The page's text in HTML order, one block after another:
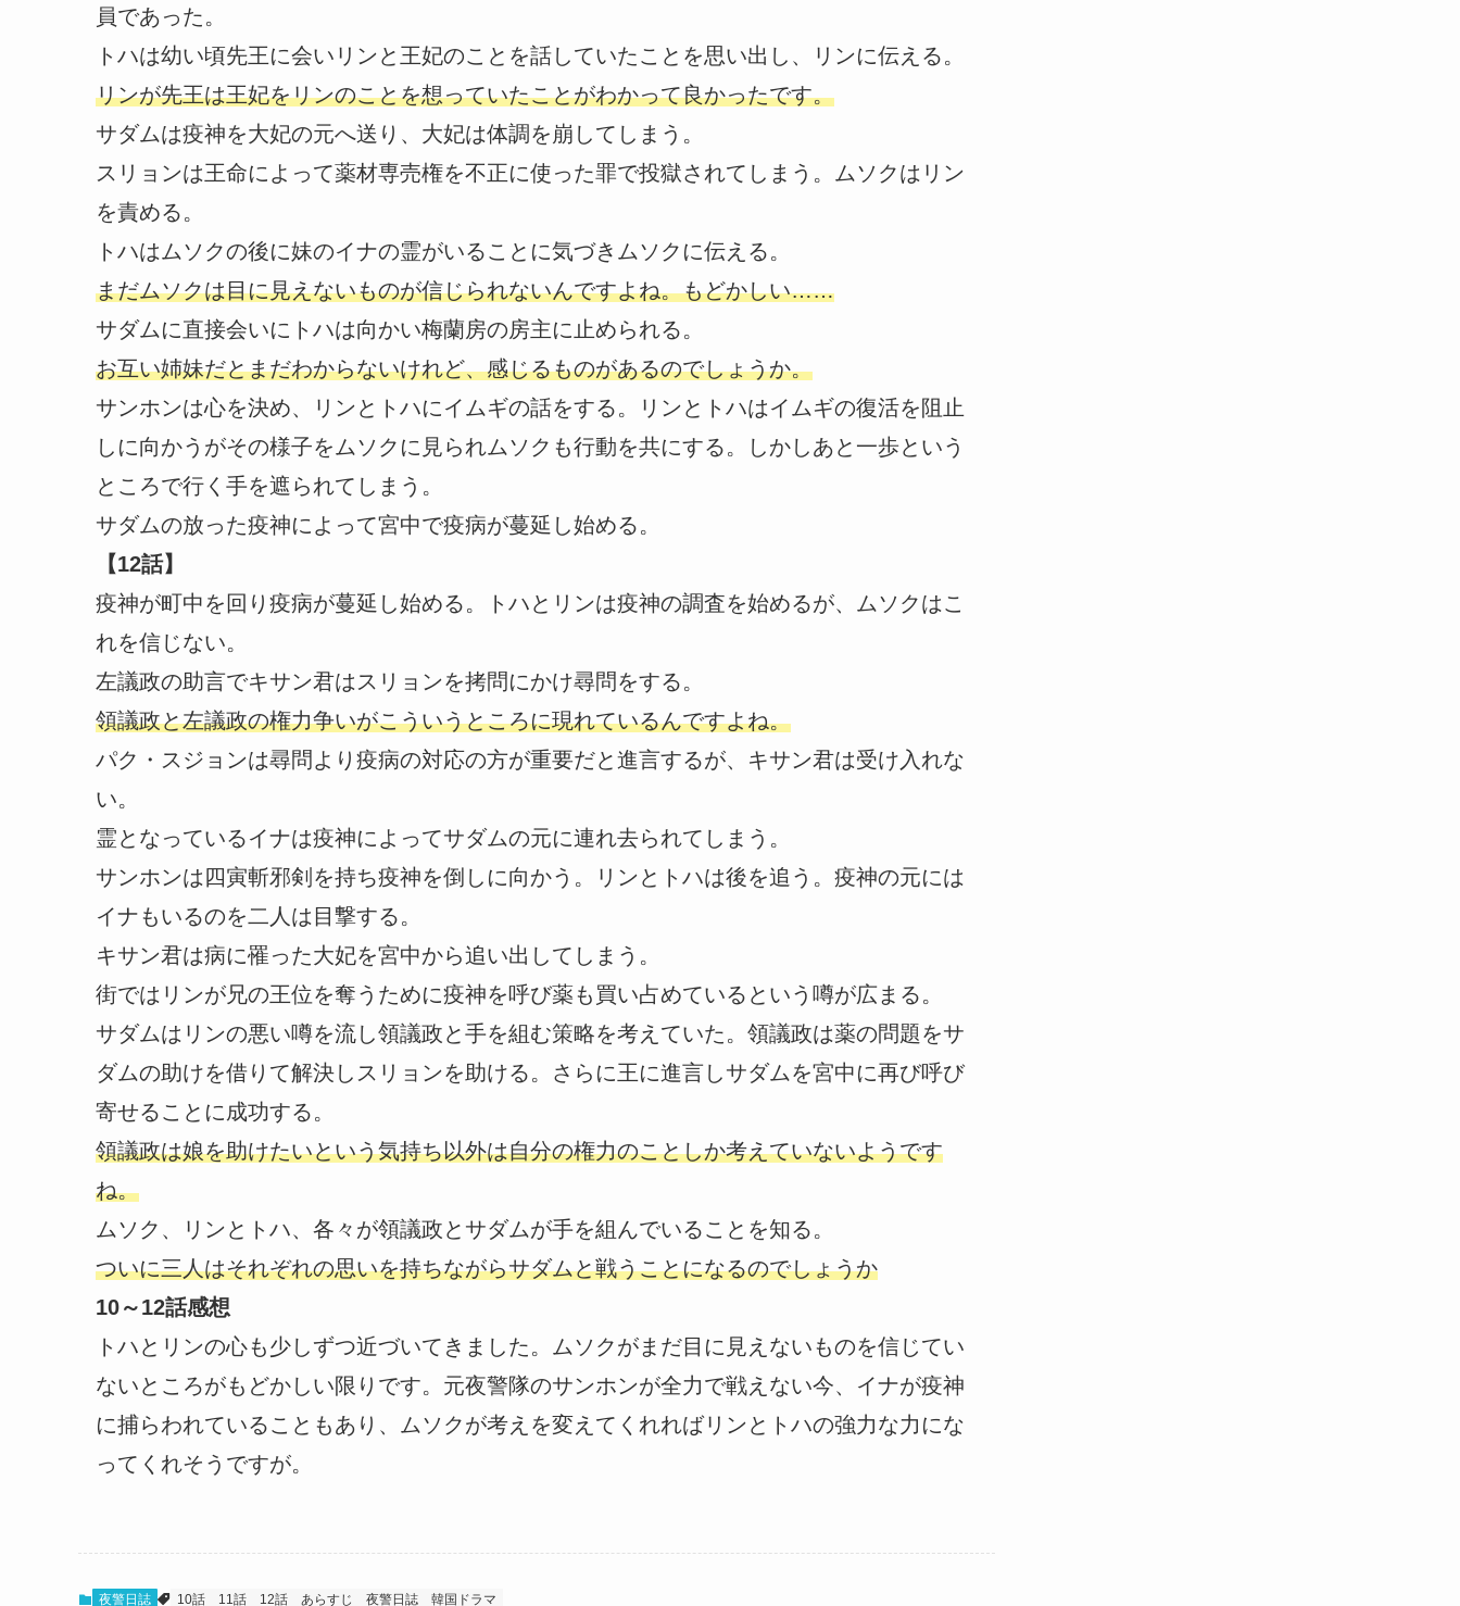
員であった。
トハは幼い頃先王に会いリンと王妃のことを話していたことを思い出し、リンに伝える。
リンが先王は王妃をリンのことを想っていたことがわかって良かったです。
サダムは疫神を大妃の元へ送り、大妃は体調を崩してしまう。
スリョンは王命によって薬材専売権を不正に使った罪で投獄されてしまう。ムソクはリン
を責める。
トハはムソクの後に妹のイナの霊がいることに気づきムソクに伝える。
まだムソクは目に見えないものが信じられないんですよね。もどかしい……
サダムに直接会いにトハは向かい梅蘭房の房主に止められる。
お互い姉妹だとまだわからないけれど、感じるものがあるのでしょうか。
サンホンは心を決め、リンとトハにイムギの話をする。リンとトハはイムギの復活を阻止
しに向かうがその様子をムソクに見られムソクも行動を共にする。しかしあと一歩という
ところで行く手を遮られてしまう。
サダムの放った疫神によって宮中で疫病が蔓延し始める。
【12話】
疫神が町中を回り疫病が蔓延し始める。トハとリンは疫神の調査を始めるが、ムソクはこ
れを信じない。
左議政の助言でキサン君はスリョンを拷問にかけ尋問をする。
領議政と左議政の権力争いがこういうところに現れているんですよね。
パク・スジョンは尋問より疫病の対応の方が重要だと進言するが、キサン君は受け入れな
い。
霊となっているイナは疫神によってサダムの元に連れ去られてしまう。
サンホンは四寅斬邪剣を持ち疫神を倒しに向かう。リンとトハは後を追う。疫神の元には
イナもいるのを二人は目撃する。
キサン君は病に罹った大妃を宮中から追い出してしまう。
街ではリンが兄の王位を奪うために疫神を呼び薬も買い占めているという噂が広まる。
サダムはリンの悪い噂を流し領議政と手を組む策略を考えていた。領議政は薬の問題をサ
ダムの助けを借りて解決しスリョンを助ける。さらに王に進言しサダムを宮中に再び呼び
寄せることに成功する。
領議政は娘を助けたいという気持ち以外は自分の権力のことしか考えていないようです
ね。
ムソク、リンとトハ、各々が領議政とサダムが手を組んでいることを知る。
ついに三人はそれぞれの思いを持ちながらサダムと戦うことになるのでしょうか
10～12話感想
トハとリンの心も少しずつ近づいてきました。ムソクがまだ目に見えないものを信じてい
ないところがもどかしい限りです。元夜警隊のサンホンが全力で戦えない今、イナが疫神
に捕らわれていることもあり、ムソクが考えを変えてくれればリンとトハの強力な力にな
ってくれそうですが。
夜警日誌 10話 11話 12話 あらすじ 夜警日誌 韓国ドラマ